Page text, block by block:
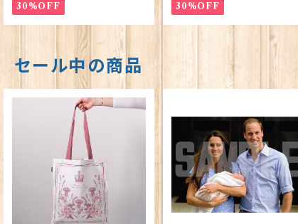
30%OFF 30%OFF
セール中の商品